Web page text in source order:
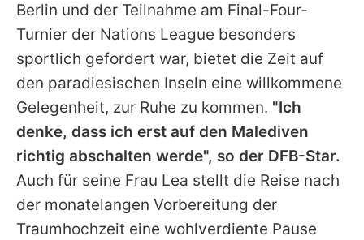
Berlin und der Teilnahme am Final-Four-
Turnier der Nations League besonders
sportlich gefordert war, bietet die Zeit auf
den paradiesischen Inseln eine willkommene
Gelegenheit, zur Ruhe zu kommen. "Ich
denke, dass ich erst auf den Malediven
richtig abschalten werde", so der DFB-Star.
Auch für seine Frau Lea stellt die Reise nach
der monatelangen Vorbereitung der
Traumhochzeit eine wohlverdiente Pause